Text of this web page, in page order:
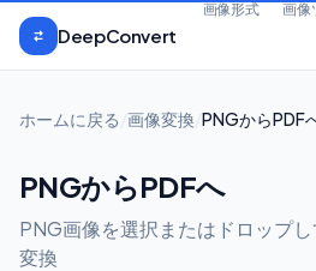
本文へスキップ
DeepConvert
画像形式 画像
ホームに戻る 画像変換 PNGからPDF
PNGからPDFへ
PNG画像を選択またはドロップ
変換